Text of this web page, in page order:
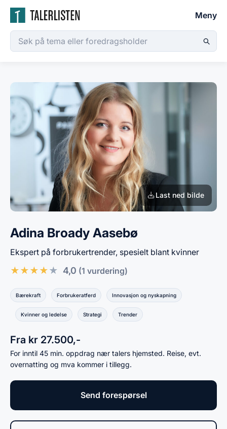
Meny
Last ned bilde
Adina Broady Aasebø
Ekspert på forbrukertrender, spesielt blant kvinner
★★★★★ 4,0 (1 vurdering)
Bærekraft Forbrukeratferd Innovasjon og nyskapning
Kvinner og ledelse Strategi Trender
Fra kr 27.500,-
For inntil 45 min. oppdrag nær talers hjemsted. Reise, evt.
overnatting og mva kommer i tillegg.
Send forespørsel